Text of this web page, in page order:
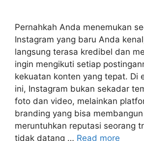
Pernahkah Anda menemukan
Instagram yang baru Anda
langsung terasa kredibel dan
ingin mengikuti setiap
kekuatan konten yang tepat. Di
ini, Instagram bukan sekadar
foto dan video, melainkan
branding yang bisa
meruntuhkan reputasi seorang
tidak datang … Read more